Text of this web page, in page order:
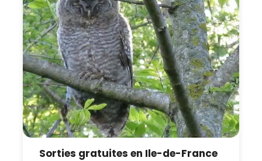
Sorties gratuites en Ile-de-France